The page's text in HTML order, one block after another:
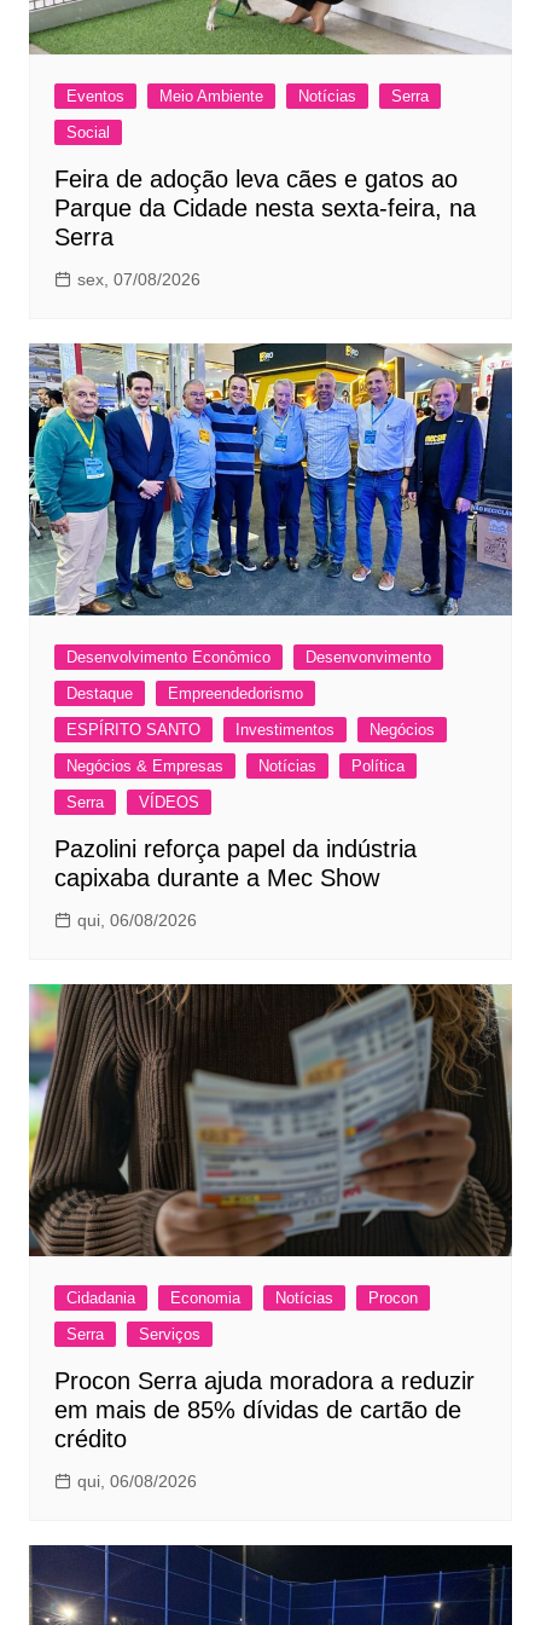
Eventos Meio Ambiente Notícias
Serra
Social
Feira de adoção leva cães e gatos ao
Parque da Cidade nesta sexta-feira, na
Serra
sex, 07/08/2026
Desenvolvimento Econômico
Desenvonvimento
Destaque
Empreendedorismo
ESPÍRITO SANTO
Investimentos
Negócios
Negócios & Empresas
Notícias
Política
Serra
VÍDEOS
Pazolini reforça papel da indústria
capixaba durante a Mec Show
qui, 06/08/2026
Cidadania Economia Notícias
Procon
Serra
Serviços
Procon Serra ajuda moradora a reduzir
em mais de 85% dívidas de cartão de
crédito
qui, 06/08/2026